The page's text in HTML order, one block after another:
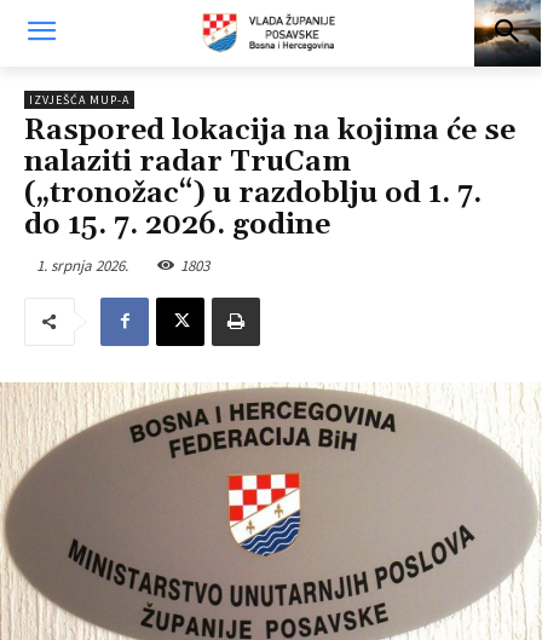
IZVJEŠĆA MUP-A
Raspored lokacija na kojima će se
nalaziti radar TruCam
(„tronožac“) u razdoblju od 1. 7.
do 15. 7. 2026. godine
1. srpnja 2026. 1803